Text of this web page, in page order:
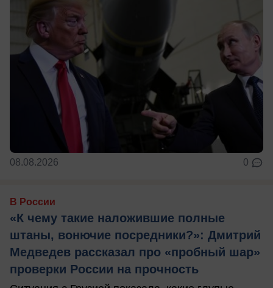
08.08.2026 0
В России
«К чему такие наложившие полные
штаны, вонючие посредники?»: Дмитрий
Медведев рассказал про «пробный шар»
проверки России на прочность